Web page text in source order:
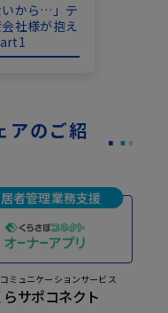
いから…」テ
社様が抱え
アのご紹
者管理業務支援
ミュニケーションサービス
らサポコネクト